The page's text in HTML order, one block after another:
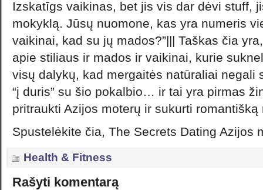
Izskatīgs vaikinas, bet jis vis dar dėvi stuff,
mokyklą. Jūsų nuomone, kas yra numeris
vaikinai, kad su jų mados?”||| Taškas čia
apie stiliaus ir mados ir vaikinai, kurie
visų dalykų, kad mergaitės natūraliai negali
“į duris” su šio pokalbio… ir tai yra pirmas
pritraukti Azijos moterų ir sukurti
Spustelėkite čia, The Secrets Dating Azijos
Health & Fitness
Rašyti komentarą